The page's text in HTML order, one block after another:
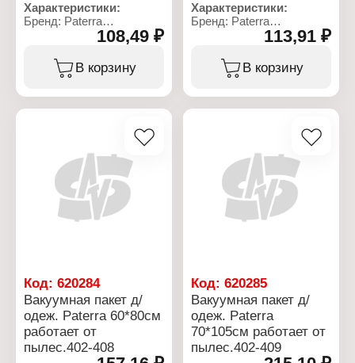
Характеристики:
Бренд: Paterra
Артикул: 209-008
Тип товара: Бумага для
запекания
Особенность:
Материал: целлюлоза,
Цвет: белый
Температурный
диапазон: до +220 С
Упаковка: рулон в пакете
108,49 ₽
В корзину
Характеристики:
Бренд: Paterra
Артикул: 209-087
Тип товара: Бумага для
запекания
Особенность:
Материал: целлюлоза,
Цвет: коричневый
Температурный
диапазон: до +220 С
Упаковка: рулон в пакете
113,91 ₽
В корзину
Код: 620284
Вакуумная пакет д/
одеж. Paterra 60*80см
работает от
пылес.402-408
Код:620285
Вакуумная пакет д/
одеж. Paterra
70*105см работает от
пылес.402-409